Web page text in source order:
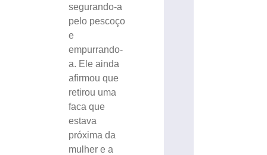
segurando-a
pelo pescoço
e
empurrando-
a. Ele ainda
afirmou que
retirou uma
faca que
estava
próxima da
mulher e a